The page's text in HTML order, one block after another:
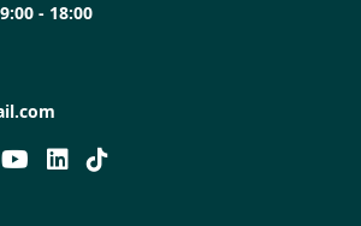
- 18:00